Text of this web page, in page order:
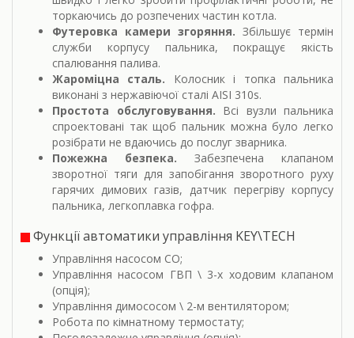
торкаючись до розпечених частин котла.
Футеровка камери згоряння. Збільшує термін
служби корпусу пальника, покращує якість
спалювання палива.
Жароміцна сталь. Колосник і топка пальника
виконані з нержавіючої сталі AISI 310s.
Простота обслуговування. Всі вузли пальника
спроектовані так щоб пальник можна було легко
розібрати не вдаючись до послуг зварника.
Пожежна безпека. Забезпечена клапаном
зворотної тяги для запобігання зворотного руху
гарячих димових газів, датчик перегріву корпусу
пальника, легкоплавка гофра.
Функції автоматики управління KEY\TECH
Управління насосом СО;
Управління насосом ГВП \ 3-х ходовим клапаном
(опція);
Управління димососом \ 2-м вентилятором;
Робота по кімнатному термостату;